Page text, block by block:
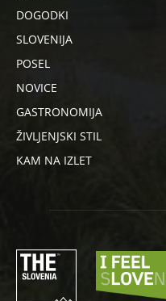
DOGODKI
SLOVENIJA
POSEL
NOVICE
GASTRONOMIJA
ŽIVLJENJSKI STIL
KAM NA IZLET